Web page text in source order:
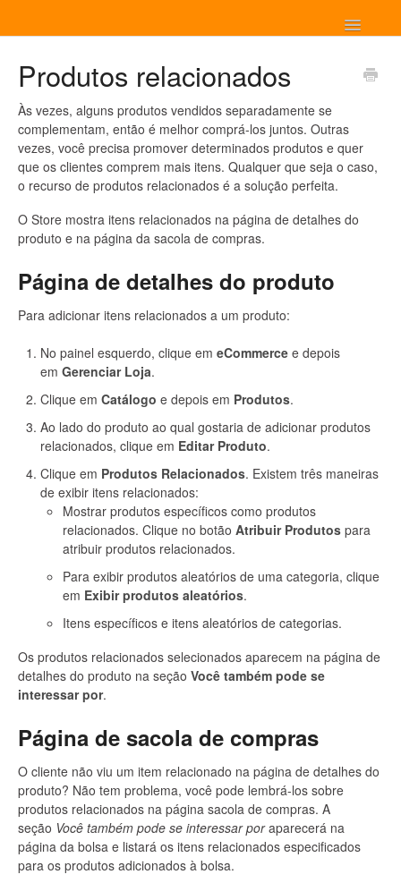
Toggle
Editor de Site We Do Logos
Contato
Produtos relacionados
Às vezes, alguns produtos vendidos separadamente se
complementam, então é melhor comprá-los juntos. Outras
vezes, você precisa promover determinados produtos e quer
que os clientes comprem mais itens. Qualquer que seja o caso,
o recurso de produtos relacionados é a solução perfeita.
O Store mostra itens relacionados na página de detalhes do
produto e na página da sacola de compras.
Página de detalhes do produto
Para adicionar itens relacionados a um produto:
No painel esquerdo, clique em eCommerce e depois
em Gerenciar Loja.
Clique em Catálogo e depois em Produtos.
Ao lado do produto ao qual gostaria de adicionar produtos
relacionados, clique em Editar Produto.
Clique em Produtos Relacionados. Existem três maneiras
de exibir itens relacionados:
Mostrar produtos específicos como produtos
relacionados. Clique no botão Atribuir Produtos para
atribuir produtos relacionados.
Para exibir produtos aleatórios de uma categoria, clique
em Exibir produtos aleatórios.
Itens específicos e itens aleatórios de categorias.
Os produtos relacionados selecionados aparecem na página de
detalhes do produto na seção Você também pode se
interessar por.
Página de sacola de compras
O cliente não viu um item relacionado na página de detalhes do
produto? Não tem problema, você pode lembrá-los sobre
produtos relacionados na página sacola de compras. A
seção Você também pode se interessar poraparecerá na
página da bolsa e listará os itens relacionados especificados
para os produtos adicionados à bolsa.